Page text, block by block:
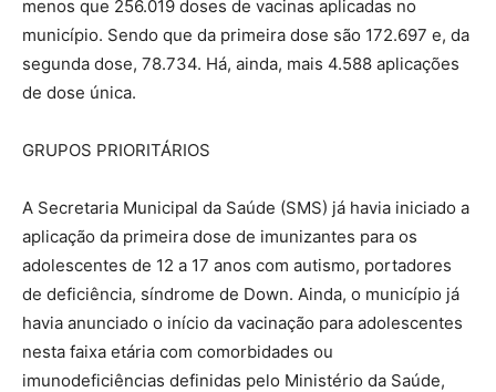
menos que 256.019 doses de vacinas aplicadas no
município. Sendo que da primeira dose são 172.697 e, da
segunda dose, 78.734. Há, ainda, mais 4.588 aplicações
de dose única.
GRUPOS PRIORITÁRIOS
A Secretaria Municipal da Saúde (SMS) já havia iniciado a
aplicação da primeira dose de imunizantes para os
adolescentes de 12 a 17 anos com autismo, portadores
de deficiência, síndrome de Down. Ainda, o município já
havia anunciado o início da vacinação para adolescentes
nesta faixa etária com comorbidades ou
imunodeficiências definidas pelo Ministério da Saúde,